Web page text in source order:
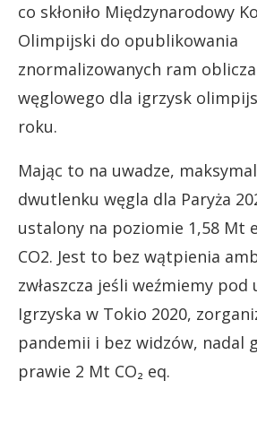
co skłoniło Międzynarodowy
Olimpijski do opublikowania
znormalizowanych ram
węglowego dla igrzysk
roku.
Mając to na uwadze,
dwutlenku węgla dla Paryża
ustalony na poziomie 1,58 Mt
CO2. Jest to bez wątpienia
zwłaszcza jeśli weźmiemy pod
Igrzyska w Tokio 2020,
pandemii i bez widzów, nadal
prawie 2 Mt CO₂ eq.